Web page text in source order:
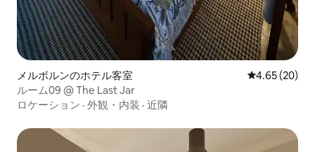
メルボルンのホテル客室 レビュー20
4.65 (20)
ルーム09 @ The Last Jar
ロケーション · 外観・内装 · 近隣